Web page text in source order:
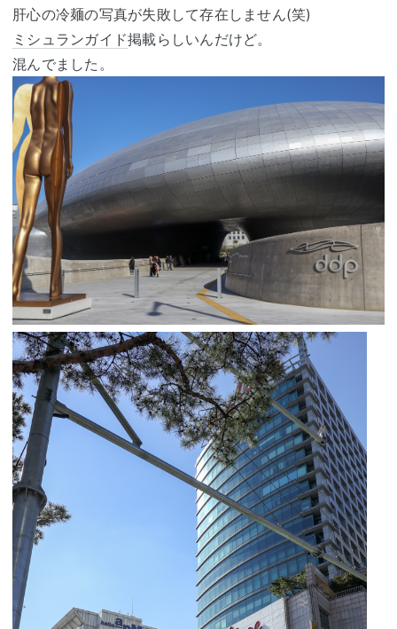
肝心の冷麺の写真が失敗して存在しません(笑)
ミシュランガイド掲載らしいんだけど。
混んでました。